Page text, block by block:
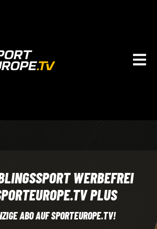
WERBEFREI
PLUS
ABO AUF SPORTEUROPE.TV!